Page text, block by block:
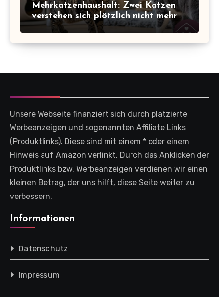
Mehrkatzenhaushalt: Zwei Katzen
verstehen sich plötzlich nicht mehr
Unsere Webseite finanziert sich durch platzierte
Werbeanzeigen und sogenannten Affiliate Links
(Produktlinks). Diese sind mit einem * oder einem
Hinweis auf Amazon verlinkt. Durch das Anklicken der
Produktlinks bzw. Werbeanzeigen verdienen wir einen
kleinen Betrag, der uns hilft, diese Seite weiter zu
verbessern.
Informationen
Datenschutz
Impressum